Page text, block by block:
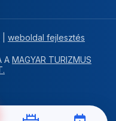
weboldal fejlesztés
A MAGYAR TURIZMUS